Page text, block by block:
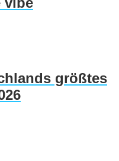
größtes